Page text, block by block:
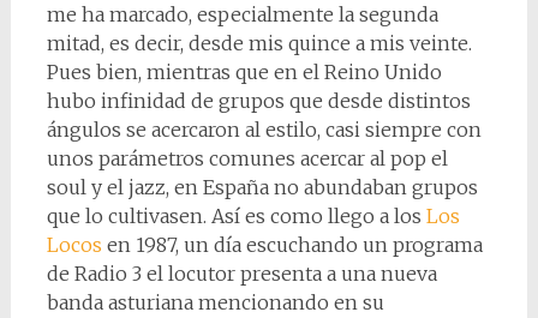
me ha marcado, especialmente la segunda
mitad, es decir, desde mis quince a mis veinte.
Pues bien, mientras que en el Reino Unido
hubo infinidad de grupos que desde distintos
ángulos se acercaron al estilo, casi siempre con
unos parámetros comunes acercar al pop el
soul y el jazz, en España no abundaban grupos
que lo cultivasen. Así es como llego a los Los
Locos en 1987, un día escuchando un programa
de Radio 3 el locutor presenta a una nueva
banda asturiana mencionando en su